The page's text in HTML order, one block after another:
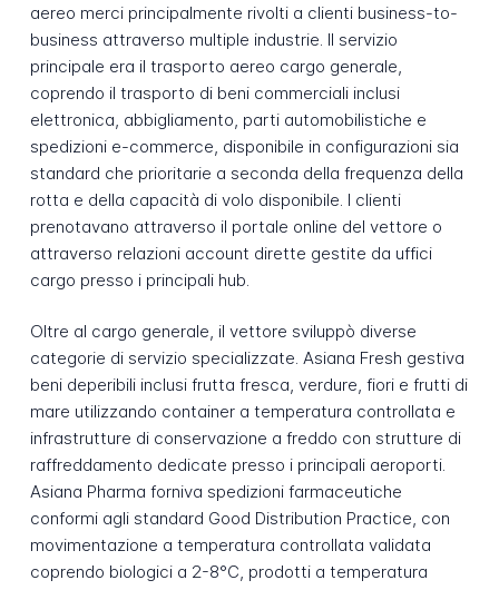
aereo merci principalmente rivolti a clienti business-to-
business attraverso multiple industrie. Il servizio
principale era il trasporto aereo cargo generale,
coprendo il trasporto di beni commerciali inclusi
elettronica, abbigliamento, parti automobilistiche e
spedizioni e-commerce, disponibile in configurazioni sia
standard che prioritarie a seconda della frequenza della
rotta e della capacità di volo disponibile. I clienti
prenotavano attraverso il portale online del vettore o
attraverso relazioni account dirette gestite da uffici
cargo presso i principali hub.
Oltre al cargo generale, il vettore sviluppò diverse
categorie di servizio specializzate. Asiana Fresh gestiva
beni deperibili inclusi frutta fresca, verdure, fiori e frutti di
mare utilizzando container a temperatura controllata e
infrastrutture di conservazione a freddo con strutture di
raffreddamento dedicate presso i principali aeroporti.
Asiana Pharma forniva spedizioni farmaceutiche
conformi agli standard Good Distribution Practice, con
movimentazione a temperatura controllata validata
coprendo biologici a 2-8°C, prodotti a temperatura